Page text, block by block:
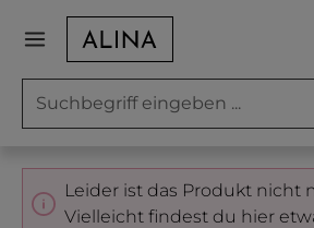
Zum Hauptinhalt springen
Leider ist das Produkt nicht
Vielleicht findest du hier